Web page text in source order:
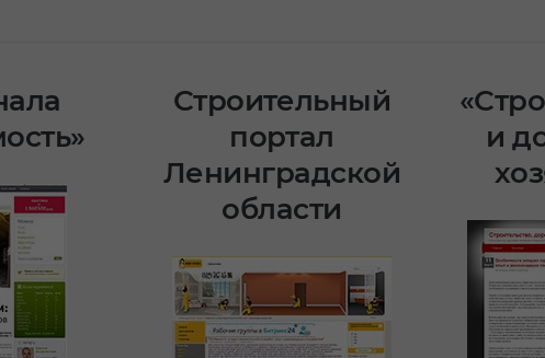
Строительный
портал
Ленинградской
области
и